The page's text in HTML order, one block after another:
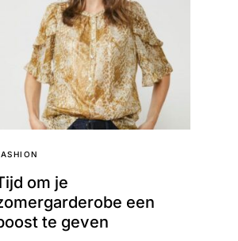
om je
een
te geven